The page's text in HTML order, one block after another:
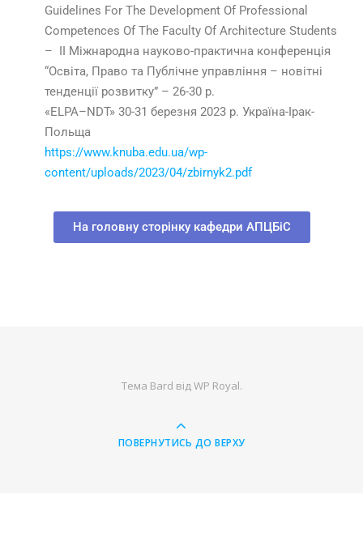
Guidelines For The Development Of Professional
Competences Of The Faculty Of Architecture Students
– II Міжнародна науково-практична конференція
“Освіта, Право та Публічне управління – новітні
тенденції розвитку” – 26-30 p.
«ELPA–NDT» 30-31 березня 2023 р. Україна-Ірак-
Польща
https://www.knuba.edu.ua/wp-
content/uploads/2023/04/zbirnyk2.pdf
На головну сторінку кафедри АПЦБіС
Тема Bard відWP Royal.
ПОВЕРНУТИСЬ ДО ВЕРХУ